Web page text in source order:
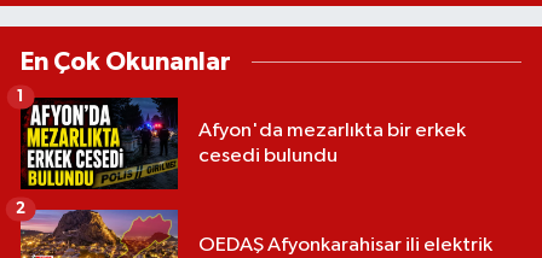
En Çok Okunanlar
Afyon'da mezarlıkta bir erkek
cesedi bulundu
1
OEDAŞ Afyonkarahisar ili elektrik
2